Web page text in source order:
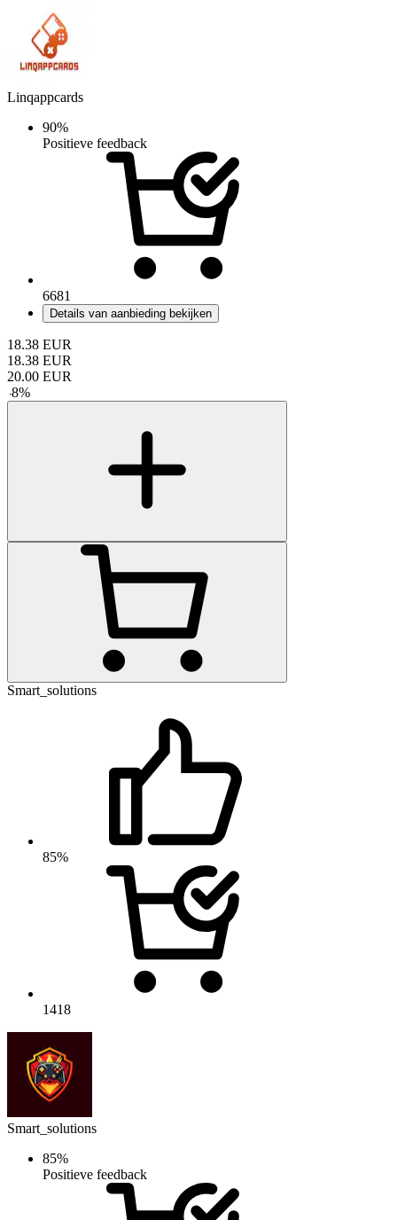
Linqappcards
90%
Positieve feedback
6681
Details van aanbieding bekijken
18.38 EUR
18.38 EUR
20.00 EUR
-8%
Smart_solutions
85%
1418
Smart_solutions
85%
Positieve feedback